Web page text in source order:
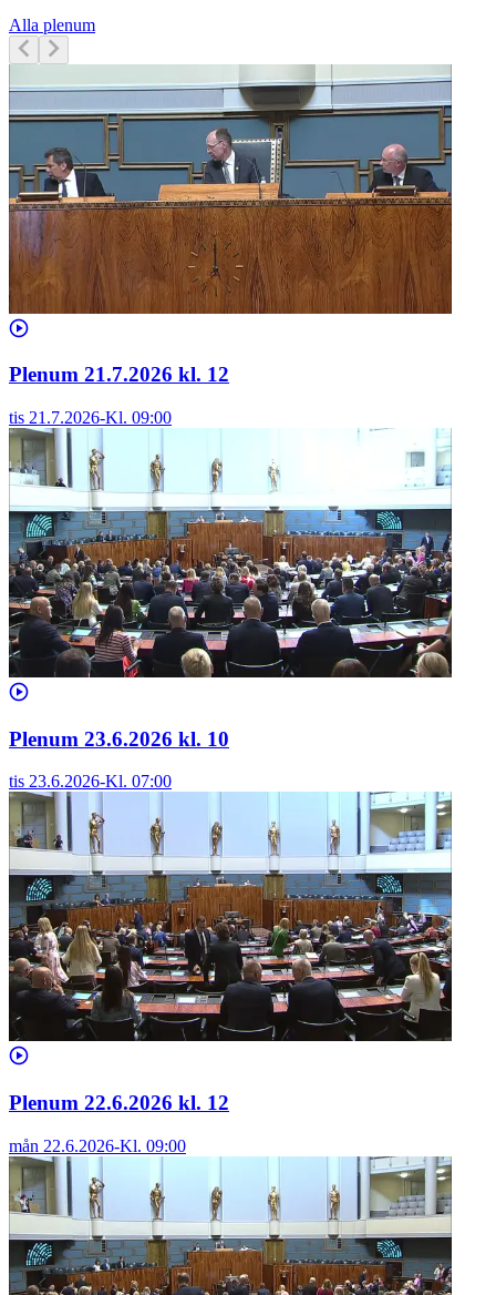
Alla plenum
Plenum 21.7.2026 kl. 12
tis 21.7.2026-Kl. 09:00
Plenum 23.6.2026 kl. 10
tis 23.6.2026-Kl. 07:00
Plenum 22.6.2026 kl. 12
mån 22.6.2026-Kl. 09:00